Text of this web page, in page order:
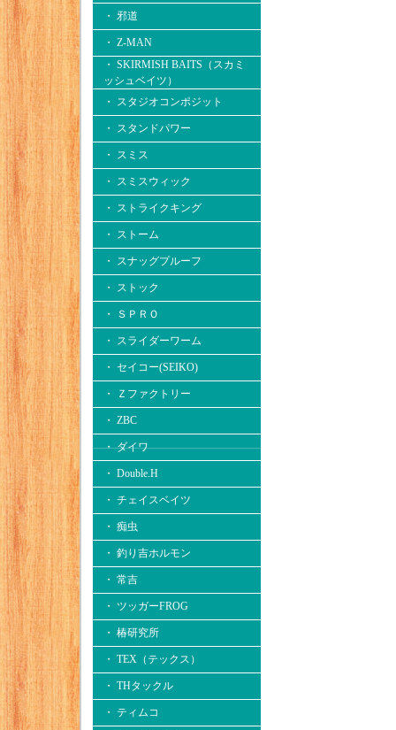
・ 邪道
・ Z-MAN
・ SKIRMISH BAITS（スカミ
ッシュベイツ）
・ スタジオコンポジット
・ スタンドパワー
・ スミス
・ スミスウィック
・ ストライクキング
・ ストーム
・ スナッグプルーフ
・ ストック
・ ＳＰＲＯ
・ スライダーワーム
・ セイコー(SEIKO)
・ Ｚファクトリー
・ ZBC
・ ダイワ
・ Double.H
・ チェイスベイツ
・ 痴虫
・ 釣り吉ホルモン
・ 常吉
・ ツッガーFROG
・ 椿研究所
・ TEX（テックス）
・ THタックル
・ ティムコ